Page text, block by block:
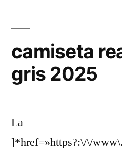
camiseta
gris 2025
La
]*href=»https?:\/\/